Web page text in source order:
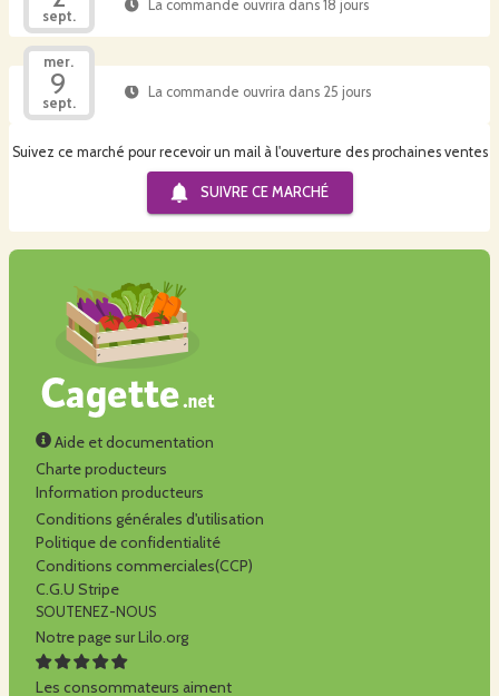
sept.
La commande ouvrira dans 18 jours
mer.
9
sept.
La commande ouvrira dans 25 jours
Suivez ce marché pour recevoir un mail à l'ouverture des prochaines ventes
SUIVRE CE MARCHÉ
Aide et documentation
Charte producteurs
Information producteurs
Conditions générales d'utilisation
Politique de confidentialité
Conditions commerciales(CCP)
C.G.U Stripe
SOUTENEZ-NOUS
Notre page sur Lilo.org
Les consommateurs aiment